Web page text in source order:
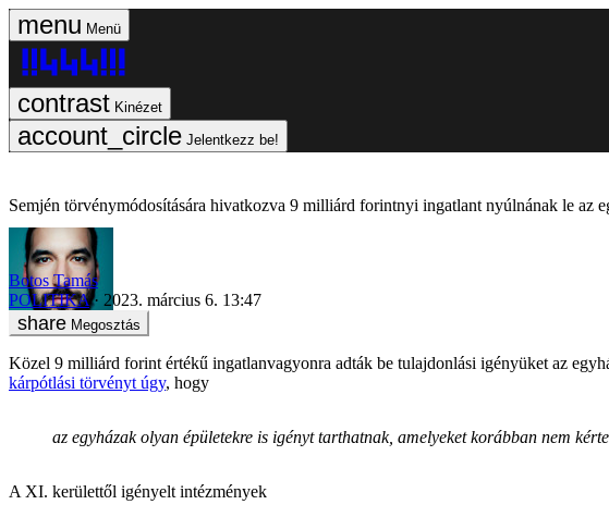
Menü
Kinézet
Jelentkezz be!
Semjén törvénymódosítására hivatkozva 9 milliárd forintnyi ingatlant nyúlnának le az
Botos Tamás
POLITIKA
2023. március 6. 13:47
Megosztás
Közel 9 milliárd forint értékű ingatlanvagyonra adták be tulajdonlási igényüket az
kárpótlási törvényt úgy, hogy
az egyházak olyan épületekre is igényt tarthatnak, amelyeket korábban nem
A XI. kerülettől igényelt intézmények